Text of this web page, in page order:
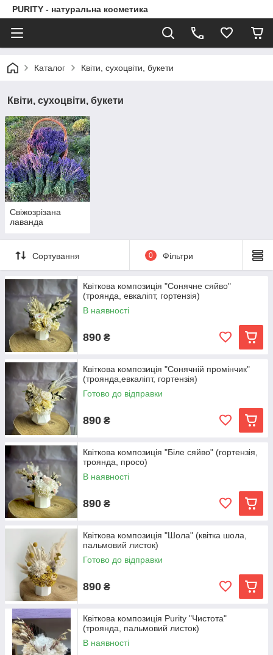
PURITY - натуральна косметика
Каталог Квіти, сухоцвіти, букети
Квіти, сухоцвіти, букети
Свіжозрізана
лаванда
Сортування 0 Фільтри
Квіткова композиція "Сонячне сяйво"
(троянда, евкаліпт, гортензія)
В наявності
890 ₴
Квіткова композиція "Сонячній промінчик"
(троянда,евкаліпт, гортензія)
Готово до відправки
890 ₴
Квіткова композиція "Біле сяйво" (гортензія,
троянда, просо)
В наявності
890 ₴
Квіткова композиція "Шола" (квітка шола,
пальмовий листок)
Готово до відправки
890 ₴
Квіткова композиція Purity "Чистота"
(троянда, пальмовий листок)
В наявності